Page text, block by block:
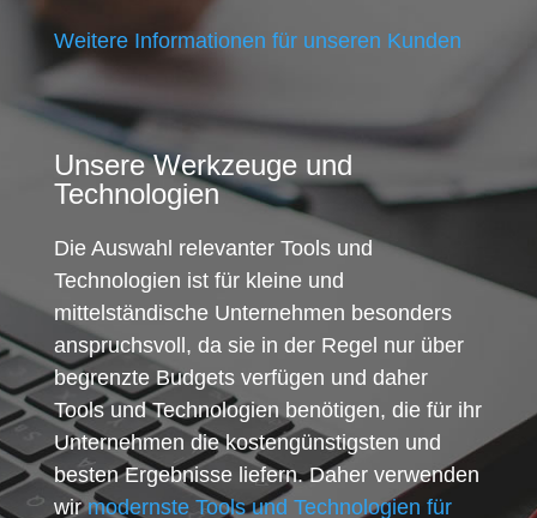
Weitere Informationen für unseren Kunden
Unsere Werkzeuge und
Technologien
Die Auswahl relevanter Tools und
Technologien ist für kleine und
mittelständische Unternehmen besonders
anspruchsvoll, da sie in der Regel nur über
begrenzte Budgets verfügen und daher
Tools und Technologien benötigen, die für ihr
Unternehmen die kostengünstigsten und
besten Ergebnisse liefern. Daher verwenden
wirmodernste Tools und Technologien für